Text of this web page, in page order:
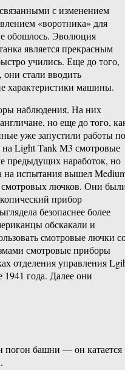
с изменением
«воротника» для
обошлось. Эволюция
является прекрасным
учились. Еще до того,
стали вводить
характеристики машины.
наблюдения. На них
но еще до того,
уже запустили работы по
Light Tank M3 смотровые
предыдущих наработок, но
на испытания вышел
лючков. Они
прибор
безопаснее более
обскакали и
смотровые лючки
смотровые приборы
отделения управления
1941 года. Далее они
погон башни — он катается